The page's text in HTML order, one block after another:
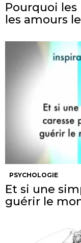
Pourquoi
les amours
PSYCHOLOGIE
Et si une
guérir le